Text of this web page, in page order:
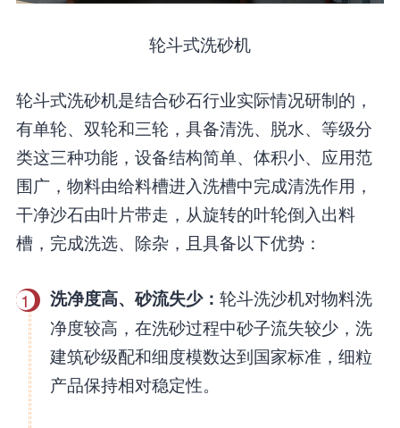
轮斗式洗砂机
轮斗式洗砂机是结合砂石行业实际情况研制的，
有单轮、双轮和三轮，具备清洗、脱水、等级分
类这三种功能，设备结构简单、体积小、应用范
围广，物料由给料槽进入洗槽中完成清洗作用，
干净沙石由叶片带走，从旋转的叶轮倒入出料
槽，完成洗选、除杂，且具备以下优势：
1 洗净度高、砂流失少： 轮斗洗沙机对物料洗
净度较高，在洗砂过程中砂子流失较少，洗
建筑砂级配和细度模数达到国家标准，细粒
产品保持相对稳定性。